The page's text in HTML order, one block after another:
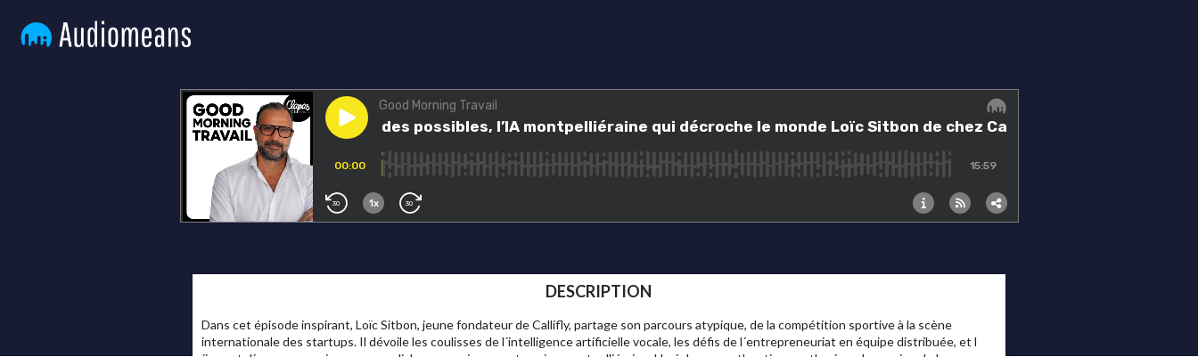
DESCRIPTION
Dans cet épisode inspirant, Loïc Sitbon, jeune fondateur de Callifly, partage son parcours atypique, de la compétition sportive à la scène
internationale des startups. Il dévoile les coulisses de l´intelligence artificielle vocale, les défis de l´entrepreneuriat en équipe distribuée, et l